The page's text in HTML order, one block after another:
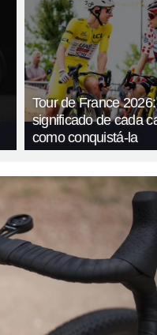
Tour de France
significado de cada
como conquistá-la